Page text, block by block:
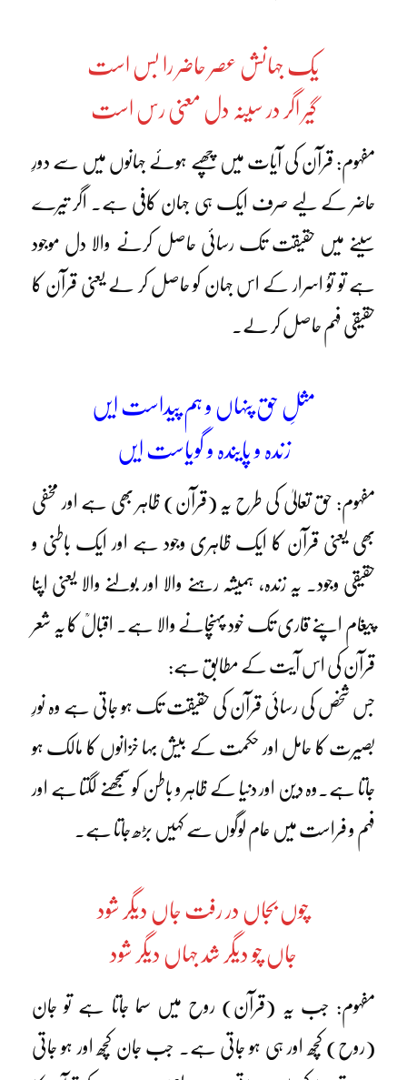
یک جہانش عصر حاضر را بس است
گیر اگر در سینہ دل معنی رس است
مفہوم: قرآن کی آیات میں چھپے ہوئے جہانوں میں سے دورِ
حاضر کے لیے صرف ایک ہی جہان کافی ہے۔ اگر تیرے
سینے میں حقیقت تک رسائی حاصل کرنے والا دل موجود
ہے تو توُ اسرار کے اس جہان کو حاصل کر لے یعنی قرآن کا
حقیقی فہم حاصل کر لے۔
مثلِ حق پنہاں و ہم پیداست ایں
زندہ و پایندہ و گویاست ایں
مفہوم: حق تعالیٰ کی طرح یہ (قرآن) ظاہر بھی ہے اور مخفی
بھی یعنی قرآن کا ایک ظاہری وجود ہے اور ایک باطنی و
حقیقی وجود۔ یہ زندہ، ہمیشہ رہنے والا اور بولنے والا یعنی اپنا
پیغام اپنے قاری تک خود پہنچانے والا ہے۔ اقبالؒ کا یہ شعر
قرآن کی اس آیت کے مطابق ہے:
جس شخص کی رسائی قرآن کی حقیقت تک ہو جاتی ہے وہ نورِ
بصیرت کا حامل اور حکمت کے بیش بہا خزانوں کا مالک ہو
جاتا ہے۔وہ دین اور دنیا کے ظاہر و باطن کو سمجھنے لگتا ہے اور
فہم و فراست میں عام لوگوں سے کہیں بڑھ جاتا ہے۔
چوں بجاں در رفت جاں دیگر شود
جاں چو دیگر شد جہاں دیگر شود
مفہوم: جب یہ (قرآن) روح میں سما جاتا ہے تو جان
(روح) کچھ اور ہی ہو جاتی ہے۔ جب جان کچھ اور ہو جاتی